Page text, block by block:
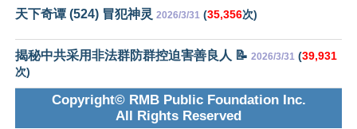
天下奇谭 (524) 冒犯神灵 2026/3/31 (35,356次)
揭秘中共采用非法群防群控迫害善良人 📝 2026/3/31 (39,931
次)
Copyright© RMB Public Foundation Inc.
All Rights Reserved